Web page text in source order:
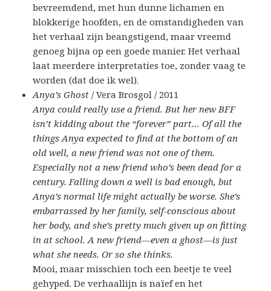
bevreemdend, met hun dunne lichamen en
blokkerige hoofden, en de omstandigheden van
het verhaal zijn beangstigend, maar vreemd
genoeg bijna op een goede manier. Het verhaal
laat meerdere interpretaties toe, zonder vaag te
worden (dat doe ik wel).
Anya’s Ghost / Vera Brosgol / 2011
Anya could really use a friend. But her new BFF
isn’t kidding about the “forever” part… Of all the
things Anya expected to find at the bottom of an
old well, a new friend was not one of them.
Especially not a new friend who’s been dead for a
century. Falling down a well is bad enough, but
Anya’s normal life might actually be worse. She’s
embarrassed by her family, self-conscious about
her body, and she’s pretty much given up on fitting
in at school. A new friend—even a ghost—is just
what she needs. Or so she thinks.
Mooi, maar misschien toch een beetje te veel
gehyped. De verhaallijn is naïef en het